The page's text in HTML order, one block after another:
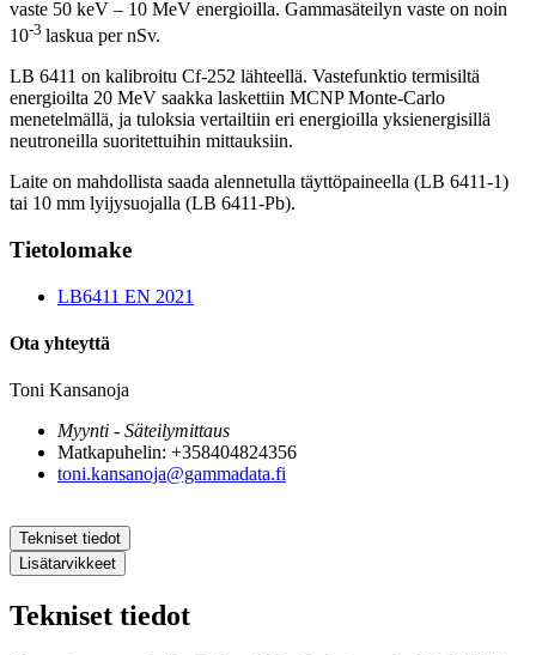
vaste 50 keV – 10 MeV energioilla. Gammasäteilyn vaste on noin
10-3 laskua per nSv.
LB 6411 on kalibroitu Cf-252 lähteellä. Vastefunktio termisiltä
energioilta 20 MeV saakka laskettiin MCNP Monte-Carlo
menetelmällä, ja tuloksia vertailtiin eri energioilla yksienergisillä
neutroneilla suoritettuihin mittauksiin.
Laite on mahdollista saada alennetulla täyttöpaineella (LB 6411-1)
tai 10 mm lyijysuojalla (LB 6411-Pb).
Tietolomake
LB6411 EN 2021
Ota yhteyttä
Toni Kansanoja
Myynti - Säteilymittaus
Matkapuhelin: +358404824356
toni.kansanoja@gammadata.fi
Tekniset tiedot
Lisätarvikkeet
Tekniset tiedot